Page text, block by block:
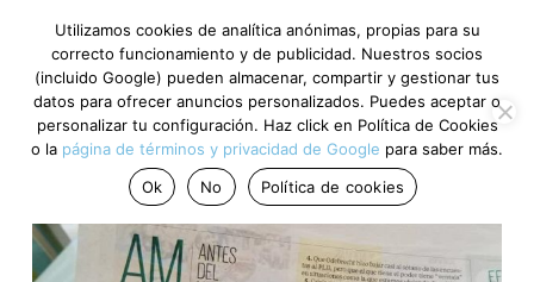
Utilizamos cookies de analítica anónimas, propias para su
correcto funcionamiento y de publicidad. Nuestros socios
(incluido Google) pueden almacenar, compartir y gestionar tus
datos para ofrecer anuncios personalizados. Puedes aceptar o
personalizar tu configuración. Haz click en Política de Cookies
o la página de términos y privacidad de Google para saber más.
Ok
No Política de cookies